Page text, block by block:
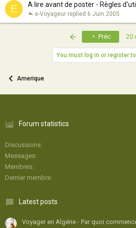
E A lire avant de poster - Règles
6 Juin 2005
e-Voyageur
Préc 20
You must log in or register
Amerique
Forum statistics
Discussions
Messages
Membres
Dernier membre
Latest posts
Voyager en Algérie - Par quoi